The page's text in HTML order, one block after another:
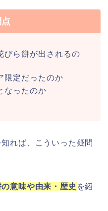
びら餅が出されるの
限定だったのか
なったのか
れば、こういった疑問
意味や由来・歴史 を紹